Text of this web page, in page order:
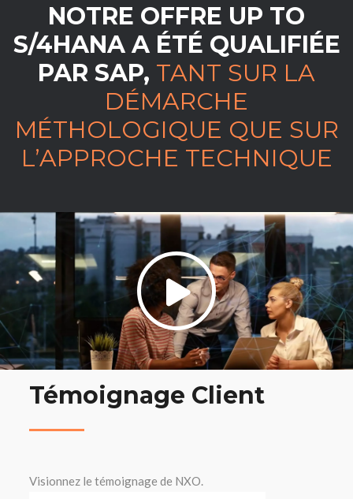
NOTRE OFFRE UP TO
S/4HANA A ÉTÉ QUALIFIÉE
PAR SAP, TANT SUR LA
DÉMARCHE
MÉTHOLOGIQUE QUE SUR
L’APPROCHE TECHNIQUE
Témoignage Client
Visionnez le témoignage de NXO.